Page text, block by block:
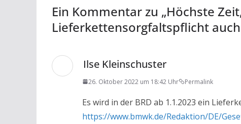
Ein Kommentar zu „Höchste
Lieferkettensorgfaltspflicht
Ilse Kleinschuster
26. Oktober 2022 um 18:42 Uhr Permalink
Es wird in der BRD ab 1.1.2023 ein
https://www.bmwk.de/Redaktion/DE/